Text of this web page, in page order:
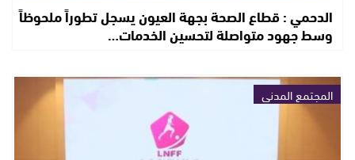
الدحمي : قطاع الصحة بجهة العيون يسجل تطوراً ملحوظاً
وسط جهود متواصلة لتحسين الخدمات…
المجتمع المدني